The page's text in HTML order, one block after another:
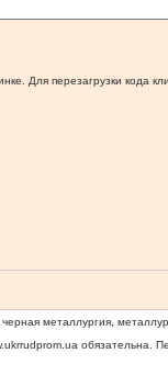
Для перезагрузки кода
металлургия,
обязательна.